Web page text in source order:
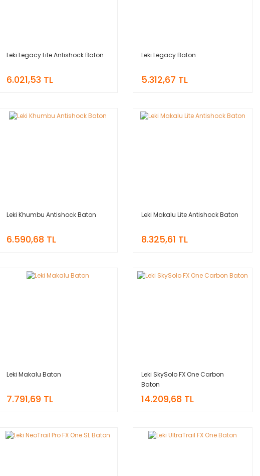
Leki Legacy Lite Antishock Baton
6.021,53 TL
Leki Legacy Baton
5.312,67 TL
Leki Khumbu Antishock Baton
6.590,68 TL
Leki Makalu Lite Antishock Baton
8.325,61 TL
Leki Makalu Baton
7.791,69 TL
Leki SkySolo FX One Carbon
Baton
14.209,68 TL